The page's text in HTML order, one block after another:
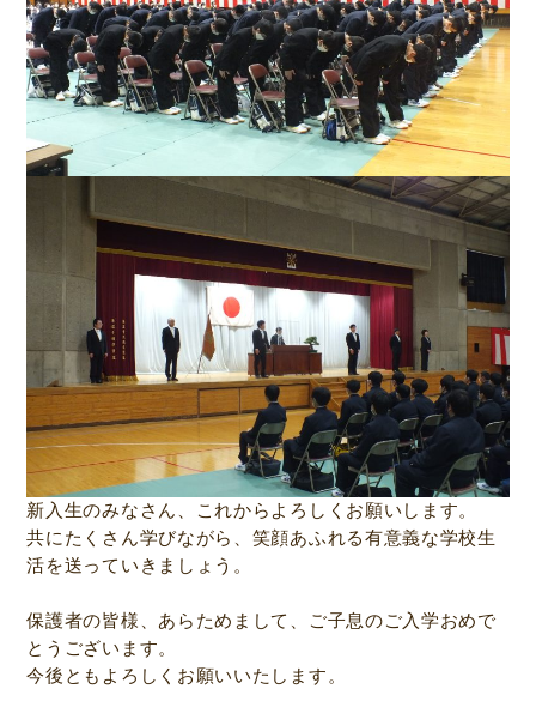
新入生のみなさん、これからよろしくお願いします。
共にたくさん学びながら、笑顔あふれる有意義な学校生
活を送っていきましょう。
保護者の皆様、あらためまして、ご子息のご入学おめで
とうございます。
今後ともよろしくお願いいたします。